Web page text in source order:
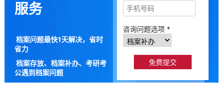
服务
档案问题最快1天解决，省时
省力
档案存放、档案补办、考研考
公遇到档案问题
咨询问题选项 *